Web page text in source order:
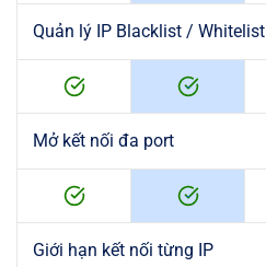
Quản lý IP Blacklist / Whitelist
Mở kết nối đa port
Giới hạn kết nối từng IP